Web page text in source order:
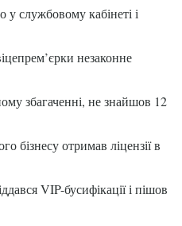
у службовому кабінеті і
незаконне
збагаченні, не знайшов 12
бізнесу отримав ліцензії в
VIP-бусифікації і пішов